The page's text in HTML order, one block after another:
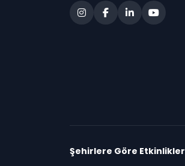
Şehirlere Göre Etkinlikler